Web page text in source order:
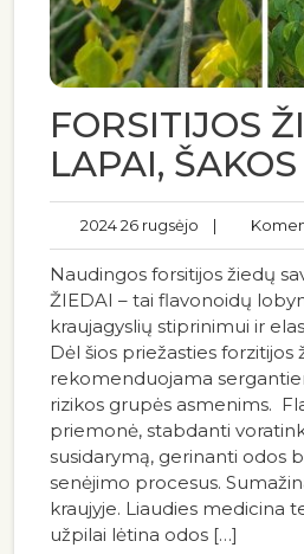
FORSITIJOS
LAPAI, ŠAKOS
2024 26 rugsėjo |
Naudingos forsitijos žiedų
ŽIEDAI – tai flavonoidų
kraujagyslių stiprinimui ir
Dėl šios priežasties forzitijos
rekomenduojama
rizikos grupės asmenims.
priemonė, stabdanti
susidarymą, gerinanti odos
senėjimo procesus.
kraujyje. Liaudies medicina
užpilai lėtina odos […]